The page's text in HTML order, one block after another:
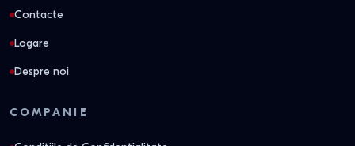
Contacte
Logare
Despre noi
COMPANIE